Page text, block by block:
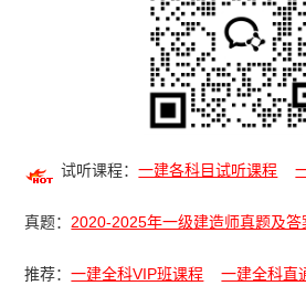
试听课程：一建各科目试听课程
真题： 2020-2025年一级建造师真题及答
推荐：一建全科VIP班课程 一建全科直